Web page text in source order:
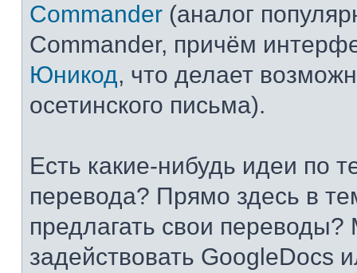
Commander (аналог
Commander, причём
Юникод, что делает
осетинского письма).
Есть какие-нибудь идеи по
перевода? Прямо здесь в
предлагать свои переводы?
задействовать GoogleDocs